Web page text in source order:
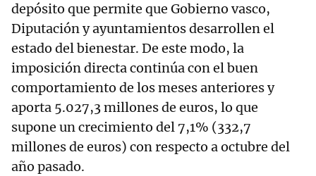
depósito que permite que Gobierno vasco,
Diputación y ayuntamientos desarrollen el
estado del bienestar. De este modo, la
imposición directa continúa con el buen
comportamiento de los meses anteriores y
aporta 5.027,3 millones de euros, lo que
supone un crecimiento del 7,1% (332,7
millones de euros) con respecto a octubre del
año pasado.